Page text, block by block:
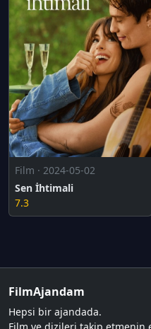
Film · 2024-05-02
Sen İhtimali
7.3
FilmAjandam
Hepsi bir ajandada.